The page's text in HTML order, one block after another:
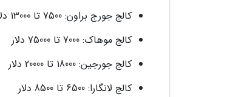
کالج جورج براون: 7500 تا 13000 دلار
کالج موهاک: 7000 تا 75000 دلار
کالج جورجین: 18000 تا 20000 دلار
کالج لانگارا: 6500 تا 8500 دلار